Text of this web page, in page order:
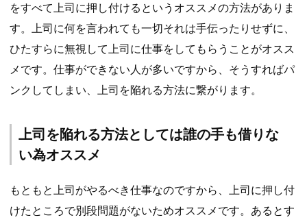
をすべて上司に押し付けるというオススメの方法がありま
す。上司に何を言われても一切それは手伝ったりせずに、
ひたすらに無視して上司に仕事をしてもらうことがオスス
メです。仕事ができない人が多いですから、そうすればパ
ンクしてしまい、上司を陥れる方法に繋がります。
上司を陥れる方法としては誰の手も借りな
い為オススメ
もともと上司がやるべき仕事なのですから、上司に押し付
けたところで別段問題がないためオススメです。あるとす